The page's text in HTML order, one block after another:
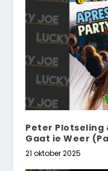
Peter Plotseling
Gaat ie Weer
21 oktober 2025